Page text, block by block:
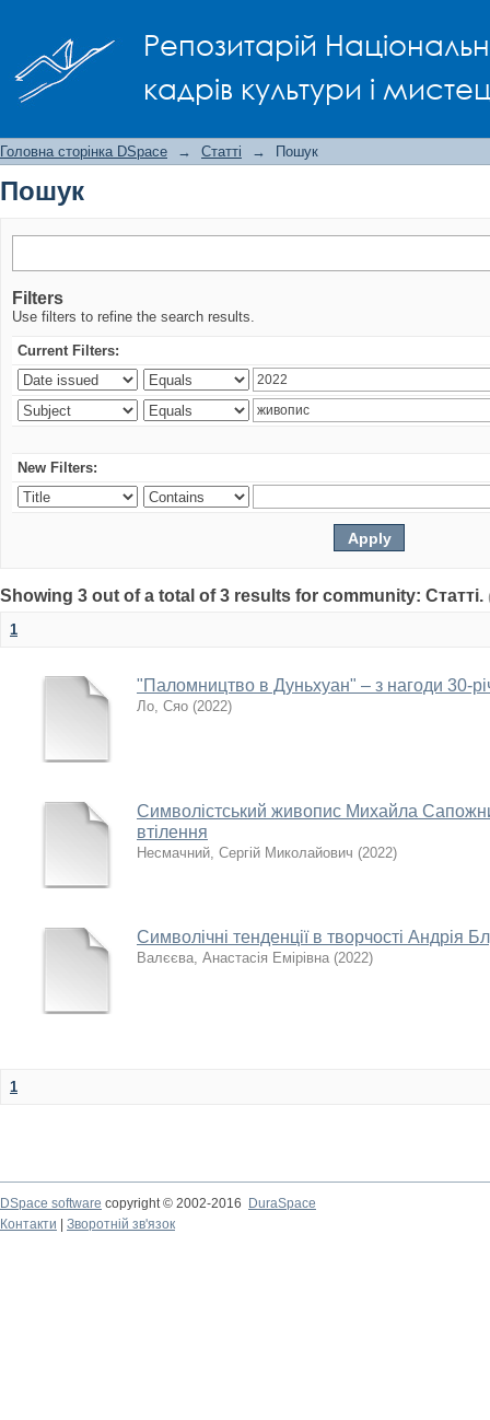
Репозитарій
кадрів культури і
Головна сторінка DSpace → Статті → Пошук
Пошук
Filters
Use filters to refine the search results.
Current Filters:
New Filters:
Showing 3 out of a total of 3 results for community: Статті.
1
"Паломництво в Дуньхуан" – з нагоди 30-
Ло, Сяо (2022)
Символістський живопис Михайла
втілення
Несмачний, Сергій Миколайович (2022)
Символічні тенденції в творчості Андрія
Валєєва, Анастасія Емірівна (2022)
1
DSpace software copyright © 2002-2016
DuraSpace
Контакти
Зворотній зв'язок